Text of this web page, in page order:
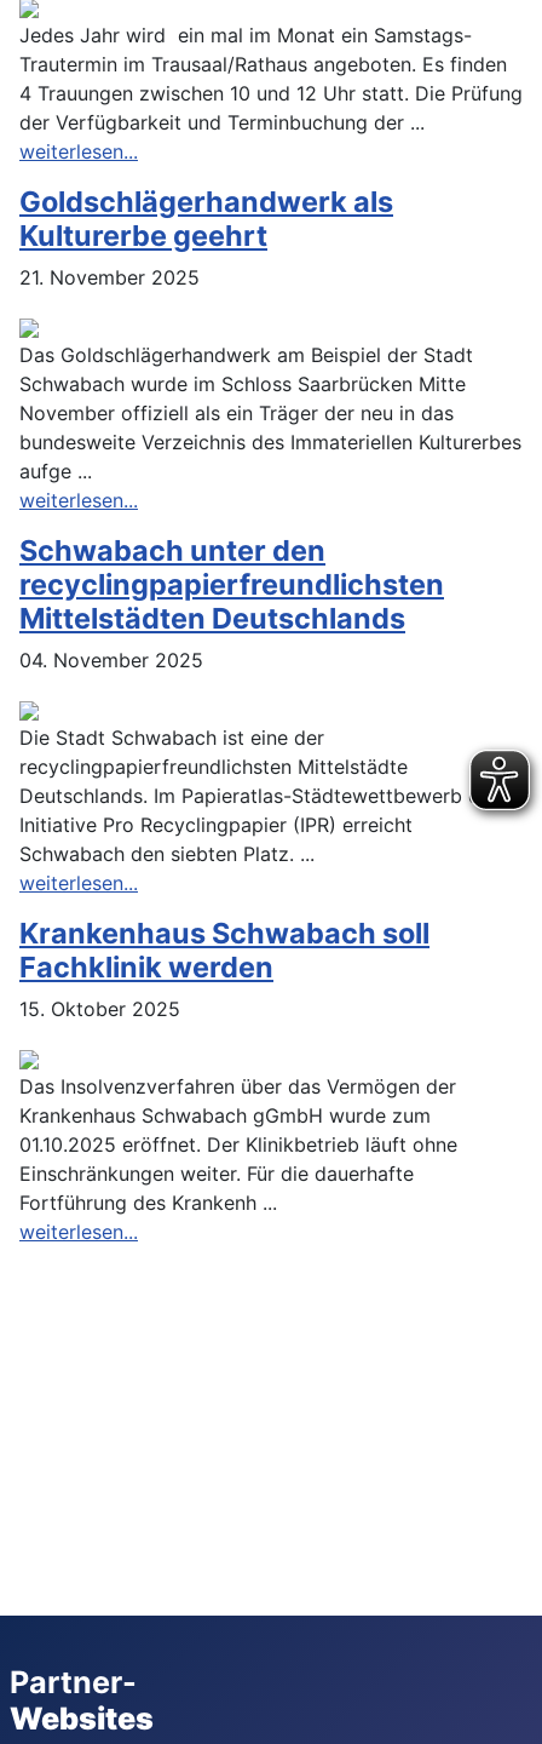
Jedes Jahr wird ein mal im Monat ein Samstags-
Trautermin im Trausaal/Rathaus angeboten. Es finden
4 Trauungen zwischen 10 und 12 Uhr statt. Die Prüfung
der Verfügbarkeit und Terminbuchung der ...
weiterlesen...
Goldschlägerhandwerk als
Kulturerbe geehrt
21. November 2025
Das Goldschlägerhandwerk am Beispiel der Stadt
Schwabach wurde im Schloss Saarbrücken Mitte
November offiziell als ein Träger der neu in das
bundesweite Verzeichnis des Immateriellen Kulturerbes
aufge ...
weiterlesen...
Schwabach unter den
recyclingpapierfreundlichsten
Mittelstädten Deutschlands
04. November 2025
Die Stadt Schwabach ist eine der
recyclingpapierfreundlichsten Mittelstädte
Deutschlands. Im Papieratlas-Städtewettbewerb der
Initiative Pro Recyclingpapier (IPR) erreicht
Schwabach den siebten Platz. ...
weiterlesen...
Krankenhaus Schwabach soll
Fachklinik werden
15. Oktober 2025
Das Insolvenzverfahren über das Vermögen der
Krankenhaus Schwabach gGmbH wurde zum
01.10.2025 eröffnet. Der Klinikbetrieb läuft ohne
Einschränkungen weiter. Für die dauerhafte
Fortführung des Krankenh ...
weiterlesen...
Partner-
Websites